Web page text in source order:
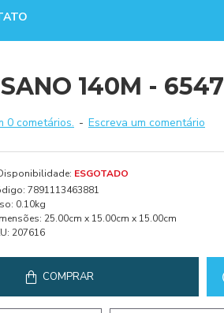
140M - 6547
0 cometários. - Escreva um comentário
ESGOTADO
7891113463881
0.10kg
25.00cm x 15.00cm x 15.00cm
207616
COMPRAR